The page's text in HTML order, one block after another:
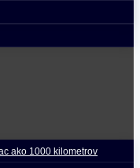
ako 1000 kilometrov